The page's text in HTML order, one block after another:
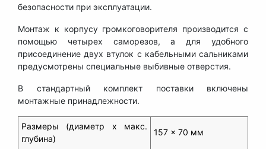
безопасности при эксплуатации.
Монтаж к корпусу громкоговорителя производится с
помощью четырех саморезов, а для удобного
присоединение двух втулок с кабельными сальниками
предусмотрены специальные выбивные отверстия.
В стандартный комплект поставки включены
монтажные принадлежности.
Размеры (диаметр x макс.
глубина)
157 x 70 мм